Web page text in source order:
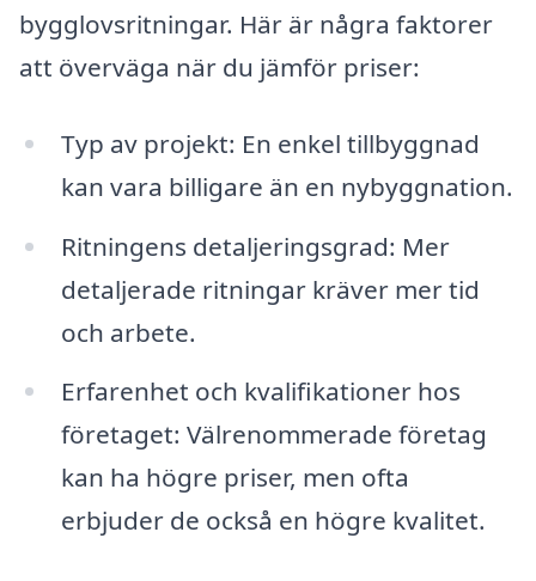
bygglovsritningar. Här är några faktorer
att överväga när du jämför priser:
Typ av projekt: En enkel tillbyggnad
kan vara billigare än en nybyggnation.
Ritningens detaljeringsgrad: Mer
detaljerade ritningar kräver mer tid
och arbete.
Erfarenhet och kvalifikationer hos
företaget: Välrenommerade företag
kan ha högre priser, men ofta
erbjuder de också en högre kvalitet.